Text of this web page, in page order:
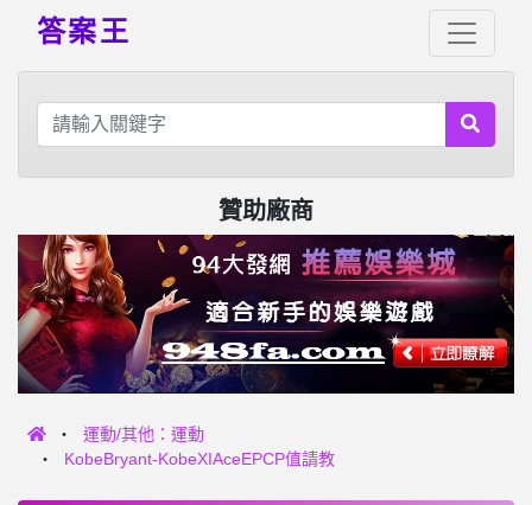
答案王
贊助廠商
運動/其他：運動
KobeBryant-KobeXIAceEPCP值請教